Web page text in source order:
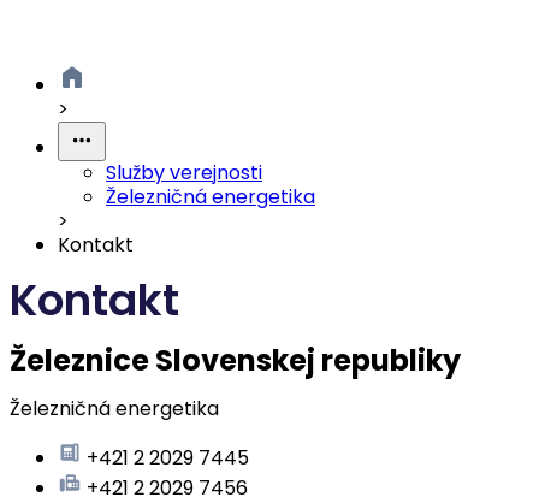
>
Služby verejnosti
Železničná energetika
>
Kontakt
Kontakt
Železnice Slovenskej republiky
Železničná energetika
+421 2 2029 7445
+421 2 2029 7456